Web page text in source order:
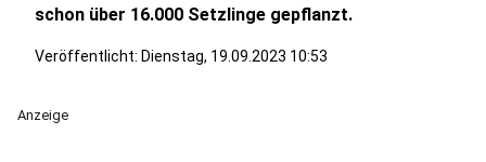
schon über 16.000 Setzlinge gepflanzt.
Veröffentlicht: Dienstag, 19.09.2023 10:53
Anzeige